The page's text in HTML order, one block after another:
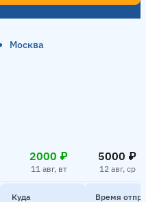
Москва
2000 ₽
11 авг, вт
5000 ₽
12 авг, ср
Куда Время